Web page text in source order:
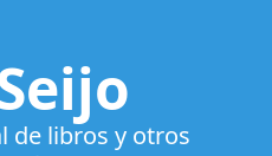
de libros y otros